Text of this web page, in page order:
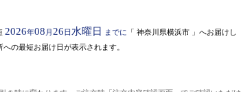
2026年08 月 26日 水曜日 までに 「 神奈川県横浜市 」 へお届けし
の最短お届け日が表示されます。